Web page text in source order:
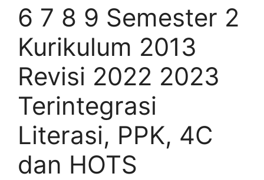
6 7 8 9 Semester 2
Kurikulum 2013
Revisi 2022 2023
Terintegrasi
Literasi, PPK, 4C
dan HOTS